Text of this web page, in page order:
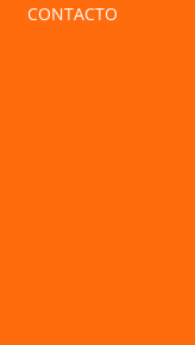
CONTACTO